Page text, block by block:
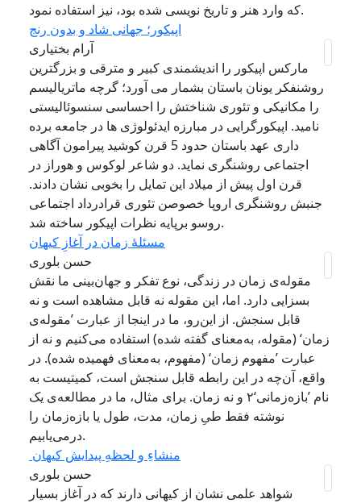
که وارد هنر و تاریخ نویسی شده بود، نیز استفاده نمود.
اپیکور؛ جهانی شاد و بدون رنج
آرام بختیاری
مارکس اپیکور را اندیشمندی کبیر و مترقی و بزرگترین
روشنفکر یونان باستان بشمار می آورد؛ گرچه ماتریالیسم
را مکانیکی و تئوری شناختش را احساسی سنسوئالیستی
نامید. اپیکورگرایی در مبارزه ایدئولوژی ها در جامعه برده
داری عهد باستان حدود 5 قرن کوشید پیرامون آگاهی
اجتماعی روشنگری نماید. دو شاعر لوکوس و هوراز در
قرن اول پیش از میلاد این تمایل را بخوبی نشان دادند.
جنبش روشنگری اروپا خصوصن تئوری قرادرداد اجتماعی
روسو برپایه نظرات اپیکور ساخته شد.
مسئلهٔ زمان در آغازِ کیهان
حسن بلوری
مقوله‌ی زمان در زندگی، نوع تفکر و جهان‌بینی ما نقش
بسزایی دارد. اما، این مقوله نه قابل مشاهده است و نه
قابل سنجش. از این‌رو، ما در اینجا از عبارت ’مقوله‌‌ی
زمان‘ (مقوله، به‌معنای گفته شده) استفاده می‌کنیم و نه از
عبارت ’مفهوم زمان‘ (مفهوم، به‌معنای فهمیده شده). در
واقع، آن‌چه در این رابطه قابل سنجش است، کمیتیست به
نام ’بازه‌زمانی‘۲ و نه زمان. برای مثال، ما در مطالعه‌ی یک
نوشته‌‌ فقط طیِ زمان، مدت، طول یا بازه‌زمان را
درمی‌یابیم.
منشاءِ و لحظهِ پیدایش کیهان
حسن بلوری
شواهد علمی نشان از کیهانی دارند که در آغاز بسیار